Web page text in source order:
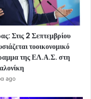
Στις 2 Σεπτεμβρίου
τοοικονομικό
της ΕΛ.Α.Σ. στη
ago